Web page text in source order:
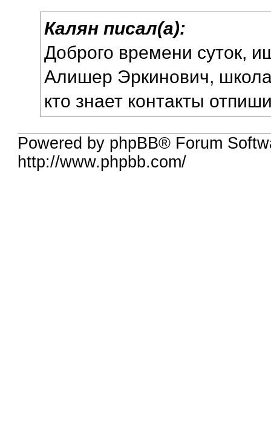
Калян писал(а):
Доброго времени суток,
Алишер Эркинович,
кто знает контакты
Powered by phpBB® Forum
http://www.phpbb.com/